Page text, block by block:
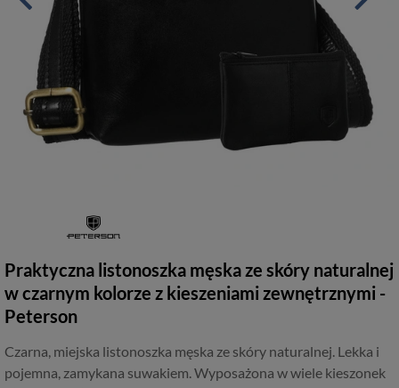
Praktyczna listonoszka męska ze skóry naturalnej
w czarnym kolorze z kieszeniami zewnętrznymi -
Peterson
Czarna, miejska listonoszka męska ze skóry naturalnej. Lekka i
pojemna, zamykana suwakiem. Wyposażona w wiele kieszonek